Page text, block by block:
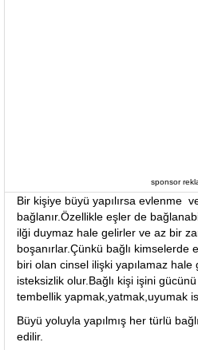
sponsor
Bir kişiye büyü yapılırsa evlenme
bağlanır.Özellikle eşler de
ilği duymaz hale gelirler ve az bir
boşanırlar.Çünkü bağlı kimselerde
biri olan cinsel ilişki yapılamaz hale
isteksizlik olur.Bağlı kişi işini
tembellik yapmak,yatmak,uyumak
Büyü yoluyla yapılmış her türlü
edilir.